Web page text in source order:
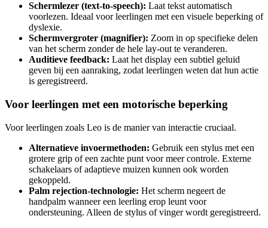
Schermlezer (text-to-speech): Laat tekst automatisch
voorlezen. Ideaal voor leerlingen met een visuele beperking of
dyslexie.
Schermvergroter (magnifier): Zoom in op specifieke delen
van het scherm zonder de hele lay-out te veranderen.
Auditieve feedback: Laat het display een subtiel geluid
geven bij een aanraking, zodat leerlingen weten dat hun actie
is geregistreerd.
Voor leerlingen met een motorische beperking
Voor leerlingen zoals Leo is de manier van interactie cruciaal.
Alternatieve invoermethoden: Gebruik een stylus met een
grotere grip of een zachte punt voor meer controle. Externe
schakelaars of adaptieve muizen kunnen ook worden
gekoppeld.
Palm rejection-technologie: Het scherm negeert de
handpalm wanneer een leerling erop leunt voor
ondersteuning. Alleen de stylus of vinger wordt geregistreerd.